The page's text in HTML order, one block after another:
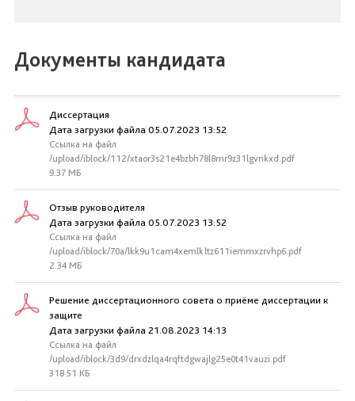
Документы кандидата
Диссертация
Дата загрузки файла 05.07.2023 13:52
Ссылка на файл
/upload/iblock/112/xtaor3s21e4bzbh78l8mr9z31lgvnkxd.pdf
9.37 МБ
Отзыв руководителя
Дата загрузки файла 05.07.2023 13:52
Ссылка на файл
/upload/iblock/70a/lkk9u1cam4xemlkltz611iemmxzrvhp6.pdf
2.34 МБ
Решение диссертационного совета о приёме диссертации к
защите
Дата загрузки файла 21.08.2023 14:13
Ссылка на файл
/upload/iblock/3d9/drxdzlqa4rqftdgwajlg25e0t41vauzi.pdf
318.51 КБ